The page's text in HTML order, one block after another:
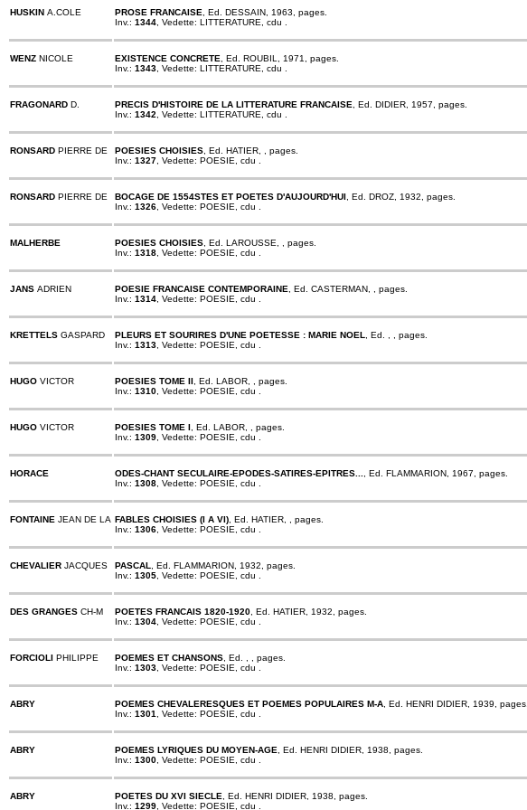
HUSKIN A.COLE PROSE FRANCAISE , Ed. DESSAIN, 1963, pages.
Inv.: 1344 , Vedette: LITTERATURE, cdu .
WENZ NICOLE EXISTENCE CONCRETE , Ed. ROUBIL, 1971, pages.
Inv.: 1343 , Vedette: LITTERATURE, cdu .
FRAGONARD D. PRECIS D'HISTOIRE DE LA LITTERATURE FRANCAISE , Ed. DIDIER, 1957, pages.
Inv.: 1342 , Vedette: LITTERATURE, cdu .
RONSARD PIERRE DE POESIES CHOISIES , Ed. HATIER, , pages.
Inv.: 1327 , Vedette: POESIE, cdu .
RONSARD PIERRE DE BOCAGE DE 1554STES ET POETES D'AUJOURD'HUI , Ed. DROZ, 1932, pages.
Inv.: 1326 , Vedette: POESIE, cdu .
MALHERBE POESIES CHOISIES , Ed. LAROUSSE, , pages.
Inv.: 1318 , Vedette: POESIE, cdu .
JANS ADRIEN POESIE FRANCAISE CONTEMPORAINE , Ed. CASTERMAN, , pages.
Inv.: 1314 , Vedette: POESIE, cdu .
KRETTELS GASPARD PLEURS ET SOURIRES D'UNE POETESSE : MARIE NOEL , Ed. , , pages.
Inv.: 1313 , Vedette: POESIE, cdu .
HUGO VICTOR POESIES TOME II , Ed. LABOR, , pages.
Inv.: 1310 , Vedette: POESIE, cdu .
HUGO VICTOR POESIES TOME I , Ed. LABOR, , pages.
Inv.: 1309 , Vedette: POESIE, cdu .
HORACE ODES-CHANT SECULAIRE-EPODES-SATIRES-EPITRES...
, Ed. FLAMMARION, 1967, pages.
Inv.: 1308 , Vedette: POESIE, cdu .
FONTAINE JEAN DE LA FABLES CHOISIES (I A VI) , Ed. HATIER, , pages.
Inv.: 1306 , Vedette: POESIE, cdu .
CHEVALIER JACQUES PASCAL , Ed. FLAMMARION, 1932, pages.
Inv.: 1305 , Vedette: POESIE, cdu .
DES GRANGES CH-M POETES FRANCAIS 1820-1920 , Ed. HATIER, 1932, pages.
Inv.: 1304 , Vedette: POESIE, cdu .
FORCIOLI PHILIPPE POEMES ET CHANSONS , Ed. , , pages.
Inv.: 1303 , Vedette: POESIE, cdu .
ABRY POEMES CHEVALERESQUES ET POEMES POPULAIRES M-A , Ed. HENRI DIDIER, 1939, pages.
Inv.: 1301 , Vedette: POESIE, cdu .
ABRY POEMES LYRIQUES DU MOYEN-AGE , Ed. HENRI DIDIER, 1938, pages.
Inv.: 1300 , Vedette: POESIE, cdu .
ABRY POETES DU XVI SIECLE , Ed. HENRI DIDIER, 1938, pages.
Inv.: 1299 , Vedette: POESIE, cdu .